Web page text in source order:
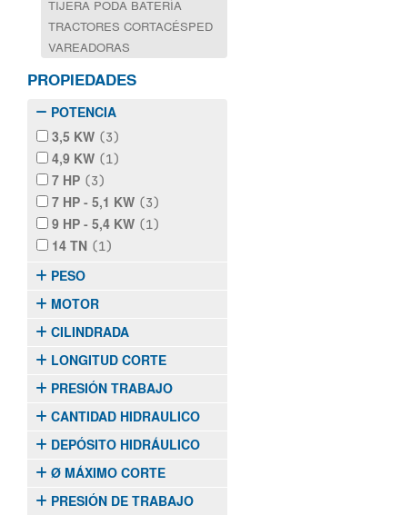
TIJERA PODA BATERÍA
TRACTORES CORTACÉSPED
VAREADORAS
PROPIEDADES
POTENCIA
3,5 KW (3)
4,9 KW (1)
7 HP (3)
7 HP - 5,1 KW (3)
9 HP - 5,4 KW (1)
14 TN (1)
PESO
MOTOR
CILINDRADA
LONGITUD CORTE
PRESIÓN TRABAJO
CANTIDAD HIDRAULICO
DEPÓSITO HIDRÁULICO
Ø MÁXIMO CORTE
PRESIÓN DE TRABAJO